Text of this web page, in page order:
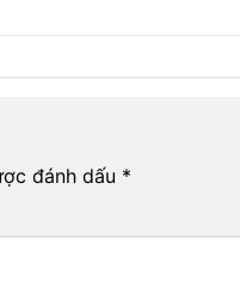
đánh dấu *